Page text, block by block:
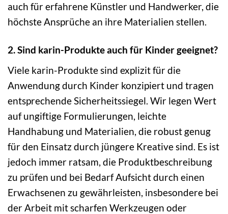
auch für erfahrene Künstler und Handwerker, die
höchste Ansprüche an ihre Materialien stellen.
2. Sind karin-Produkte auch für Kinder geeignet?
Viele karin-Produkte sind explizit für die
Anwendung durch Kinder konzipiert und tragen
entsprechende Sicherheitssiegel. Wir legen Wert
auf ungiftige Formulierungen, leichte
Handhabung und Materialien, die robust genug
für den Einsatz durch jüngere Kreative sind. Es ist
jedoch immer ratsam, die Produktbeschreibung
zu prüfen und bei Bedarf Aufsicht durch einen
Erwachsenen zu gewährleisten, insbesondere bei
der Arbeit mit scharfen Werkzeugen oder